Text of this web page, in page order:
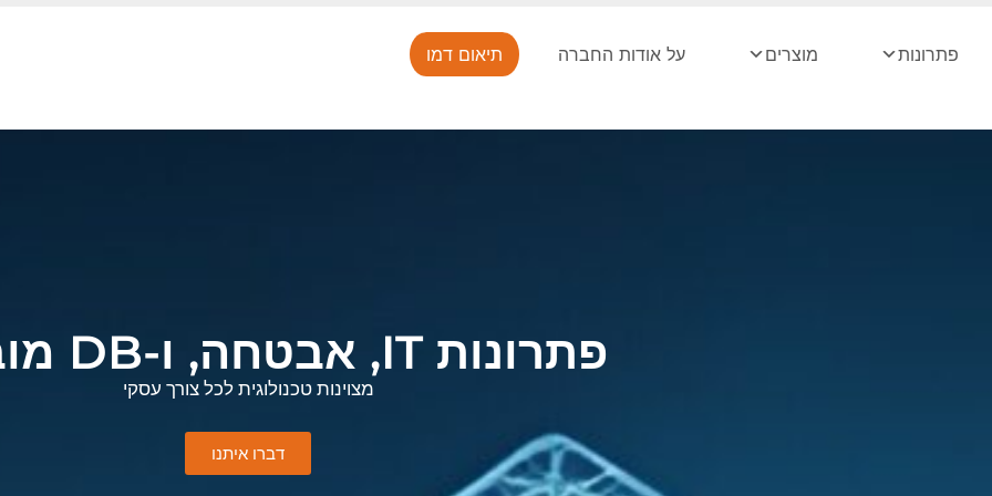
פתרונות מוצרים על אודות החברה תיאום דמו
פתרונות IT, אבטחה, ו-DB מובילים
מצוינות טכנולוגית לכל צורך עסקי
דברו איתנו